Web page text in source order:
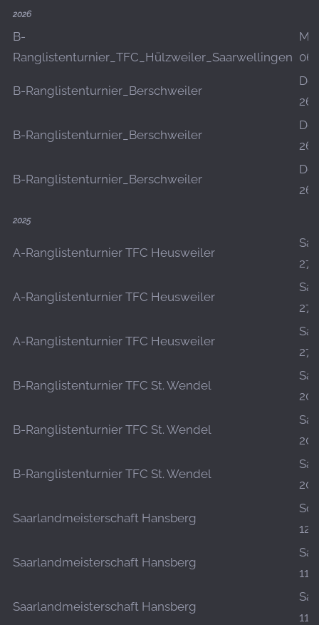
2026
B-
Ranglistenturnier_TFC_Hülzweiler_Saarwellingen
B-Ranglistenturnier_Berschweiler
Do.,
B-Ranglistenturnier_Berschweiler
Do.,
B-Ranglistenturnier_Berschweiler
Do.,
2025
A-Ranglistenturnier TFC Heusweiler
Sa.,
A-Ranglistenturnier TFC Heusweiler
Sa.,
A-Ranglistenturnier TFC Heusweiler
Sa.,
B-Ranglistenturnier TFC St. Wendel
Sa.,
B-Ranglistenturnier TFC St. Wendel
Sa.,
B-Ranglistenturnier TFC St. Wendel
Sa.,
Saarlandmeisterschaft Hansberg
So.,
Saarlandmeisterschaft Hansberg
Sa.,
Saarlandmeisterschaft Hansberg
Sa.,